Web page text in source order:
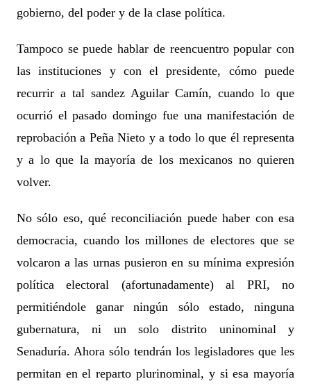
gobierno, del poder y de la clase política.
Tampoco se puede hablar de reencuentro popular con
las instituciones y con el presidente, cómo puede
recurrir a tal sandez Aguilar Camín, cuando lo que
ocurrió el pasado domingo fue una manifestación de
reprobación a Peña Nieto y a todo lo que él representa
y a lo que la mayoría de los mexicanos no quieren
volver.
No sólo eso, qué reconciliación puede haber con esa
democracia, cuando los millones de electores que se
volcaron a las urnas pusieron en su mínima expresión
política electoral (afortunadamente) al PRI, no
permitiéndole ganar ningún sólo estado, ninguna
gubernatura, ni un solo distrito uninominal y
Senaduría. Ahora sólo tendrán los legisladores que les
permitan en el reparto plurinominal, y si esa mayoría